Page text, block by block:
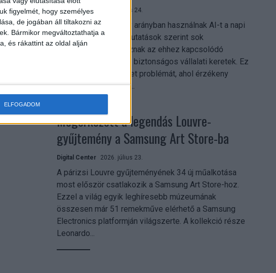
figyelmét, hogy személyes
de jogában áll tiltakozni az
Bármikor megváltoztathatja a
és rákattint az oldal alján
ELFOGADOM
Digital Center 2026. július 24.
A munkavállalók nagy arányban használnak AI-t a napi
munkában, ám friss kutatások szerint sok
szervezetnél hiányoznak az ehhez kapcsolódó
világos irányelvek és biztonságos vállalati keretek. Ez
különösen ott jelenthet problémát, ahol érzékeny
üzleti információkkal...
Megérkezett a legendás Louvre-
gyűjtemény a Samsung Art Store-ba
Digital Center 2026. július 23.
A párizsi Louvre gyűjteményének 34 új műalkotása
most először csatlakozik a Samsung Art Store-hoz.
Ezzel a világ egyik leghíresebb múzeumának
összesen már 51 remekműve elérhető a Samsung
Electronics platformján világszerte. A kollekció része
Leonardo...